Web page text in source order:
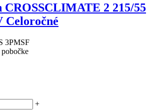
CROSSCLIMATE 2 215/55
Celoročné
3PMSF
+